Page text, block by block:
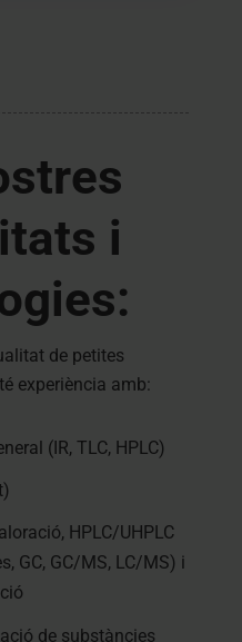
i
de petites
experiència amb:
(IR, TLC, HPLC)
HPLC/UHPLC
GC, GC/MS, LC/MS) i
de substàncies